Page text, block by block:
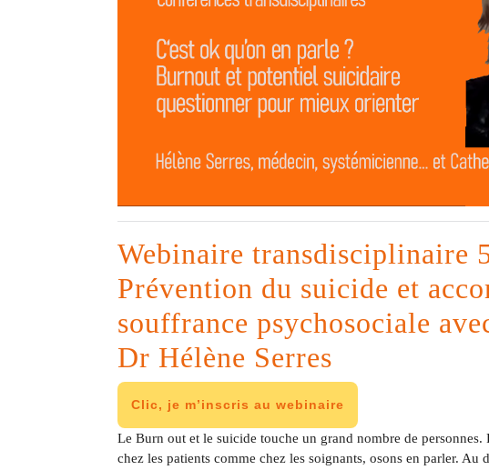
Webinaire transdisciplinaire
Prévention du suicide et
souffrance psychosociale
Dr Hélène Serres
Clic, je m’inscris au webinaire
Le Burn out et le suicide touche un grand nombre de personnes.
chez les patients comme chez les soignants, osons en parler. Au